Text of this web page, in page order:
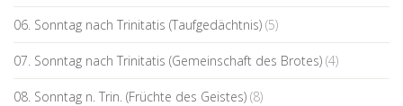
06. Sonntag nach Trinitatis (Taufgedächtnis) (5)
07. Sonntag nach Trinitatis (Gemeinschaft des Brotes) (4)
08. Sonntag n. Trin. (Früchte des Geistes) (8)